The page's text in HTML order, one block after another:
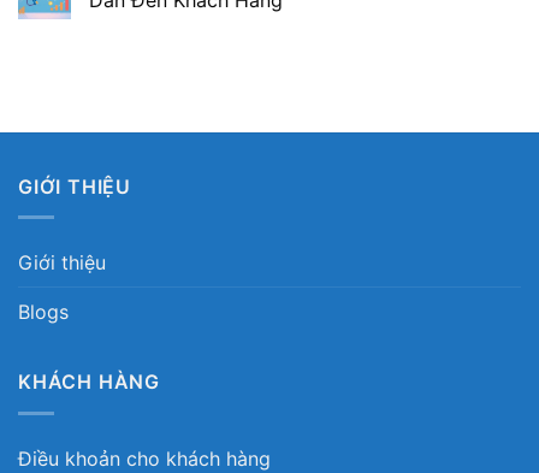
GIỚI THIỆU
Giới thiệu
Blogs
KHÁCH HÀNG
Điều khoản cho khách hàng